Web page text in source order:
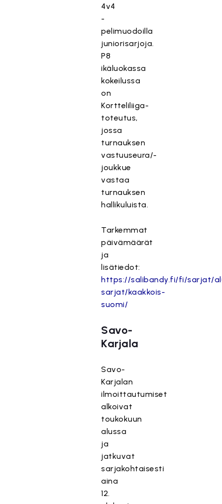
4v4
-
pelimuodoilla
juniorisarjoja.
P8
ikäluokassa
kokeilussa
on
Kortteliliiga-
toteutus,
jossa
turnauksen
vastuuseura/-
joukkue
vastaa
turnauksen
hallikuluista.
Tarkemmat
päivämäärät
ja
lisätiedot:
https://salibandy.fi/fi/sarjat/
sarjat/kaakkois-
suomi/
Savo-
Karjala
Savo-
Karjalan
ilmoittautumiset
alkoivat
toukokuun
alussa
ja
jatkuvat
sarjakohtaisesti
aina
12.